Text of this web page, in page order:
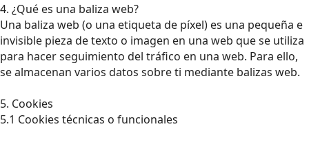
4. ¿Qué es una baliza web?
Una baliza web (o una etiqueta de píxel) es una pequeña e
invisible pieza de texto o imagen en una web que se utiliza
para hacer seguimiento del tráfico en una web. Para ello,
se almacenan varios datos sobre ti mediante balizas web.
5. Cookies
5.1 Cookies técnicas o funcionales